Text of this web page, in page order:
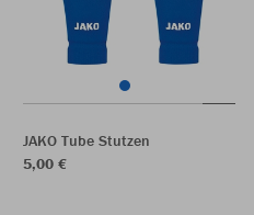
JAKO Tube Stutzen
5,00 €